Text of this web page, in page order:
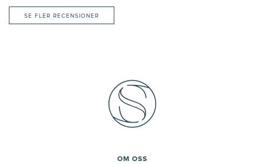
SE FLER RECENSIONER
OM OSS